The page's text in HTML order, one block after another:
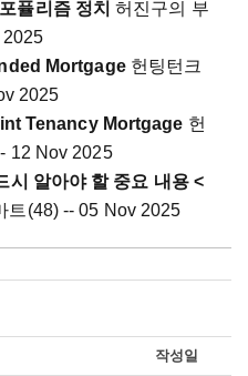
퓰리즘 정치 허진구의 부
2025
Mortgage헌팅턴크
2025
Tenancy Mortgage 헌
12 Nov 2025
시 알아야 할 중요 내용 <
트(48) -- 05 Nov 2025
작성일